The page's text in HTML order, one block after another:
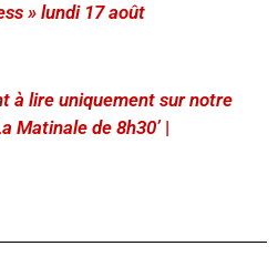
» lundi 17 août
à lire uniquement sur notre
Matinale de 8h30’ |